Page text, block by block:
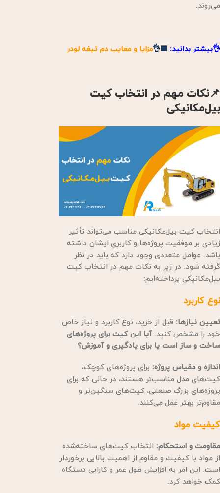
می‌روند.
👌بیشتر بدانید: 🟦👌مزایا و معایب دم تیغه لودر
📌نکات مهم در انتخاب کیت
بیل‌مکانیکی
انتخاب کیت بیل‌مکانیکی مناسب می‌تواند تأثیر
زیادی بر موفقیت پروژه‌ها و کاربری ایشان داشته
باشد. عوامل متعددی وجود دارد که باید در نظر
گرفته شود. در زیر به نکات مهم در انتخاب کیت
بیل‌مکانیکی پرداخته‌ایم:
نوع کاربرد
تعیین نیازها: قبل از خرید، نوع کاربرد و نیاز خاص
خود را مشخص کنید.آیا این کیت برای پروژه‌های
ساخت و ساز است یا برای یادگیری و آموزش؟
اندازه و مقیاس پروژه: برای پروژه‌های کوچک،
کیت‌های مدل مناسب‌تر هستند، در حالی که برای
پروژه‌های بزرگ صنعتی، کیت‌های سنگین‌تر و
مقاوم‌تر بهتر عمل می‌کنند.
کیفیت مواد
مقاومت و استحکام: انتخاب کیت‌های ساخته‌شده
از مواد با کیفیت و مقاوم از اهمیت بالایی برخوردار
است. این امر به افزایش طول عمر و کارایی دستگاه
کمک خواهد کرد.